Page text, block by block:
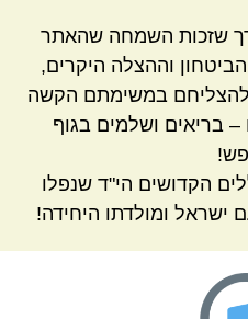
שזכות השמחה שהאתר
וההצלה היקרים,
במשימתם הקשה
בריאים ושלמים בגוף
הקדושים הי"ד שנפלו
ומולדתו היחידה!